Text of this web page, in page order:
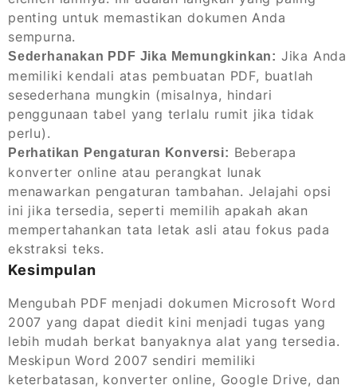
penting untuk memastikan dokumen Anda
sempurna.
Sederhanakan PDF Jika Memungkinkan: Jika Anda
memiliki kendali atas pembuatan PDF, buatlah
sesederhana mungkin (misalnya, hindari
penggunaan tabel yang terlalu rumit jika tidak
perlu).
Perhatikan Pengaturan Konversi: Beberapa
konverter online atau perangkat lunak
menawarkan pengaturan tambahan. Jelajahi opsi
ini jika tersedia, seperti memilih apakah akan
mempertahankan tata letak asli atau fokus pada
ekstraksi teks.
Kesimpulan
Mengubah PDF menjadi dokumen Microsoft Word
2007 yang dapat diedit kini menjadi tugas yang
lebih mudah berkat banyaknya alat yang tersedia.
Meskipun Word 2007 sendiri memiliki
keterbatasan, konverter online, Google Drive, dan